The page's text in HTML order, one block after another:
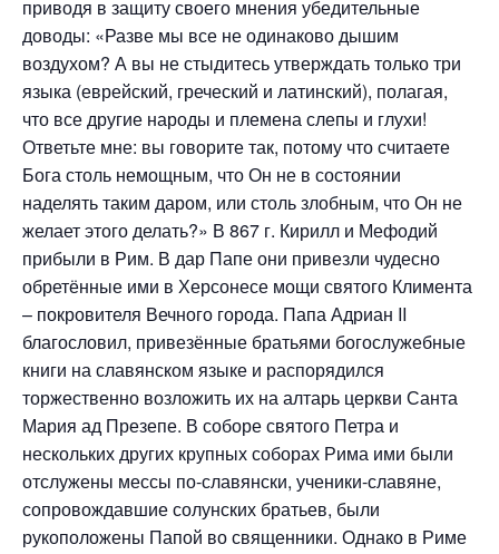
приводя в защиту своего мнения убедительные
доводы: «Разве мы все не одинаково дышим
воздухом? А вы не стыдитесь утверждать только три
языка (еврейский, греческий и латинский), полагая,
что все другие народы и племена слепы и глухи!
Ответьте мне: вы говорите так, потому что считаете
Бога столь немощным, что Он не в состоянии
наделять таким даром, или столь злобным, что Он не
желает этого делать?» В 867 г. Кирилл и Мефодий
прибыли в Рим. В дар Папе они привезли чудесно
обретённые ими в Херсонесе мощи святого Климента
– покровителя Вечного города. Папа Адриан II
благословил, привезённые братьями богослужебные
книги на славянском языке и распорядился
торжественно возложить их на алтарь церкви Санта
Мария ад Презепе. В соборе святого Петра и
нескольких других крупных соборах Рима ими были
отслужены мессы по-славянски, ученики-славяне,
сопровождавшие солунских братьев, были
рукоположены Папой во священники. Однако в Риме